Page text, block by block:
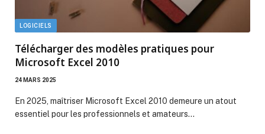
LOGICIELS
Télécharger des modèles pratiques pour
Microsoft Excel 2010
24 MARS 2025
En 2025, maîtriser Microsoft Excel 2010 demeure un atout
essentiel pour les professionnels et amateurs…